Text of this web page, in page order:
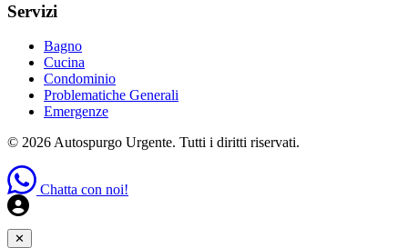
Servizi
Bagno
Cucina
Condominio
Problematiche Generali
Emergenze
© 2026 Autospurgo Urgente. Tutti i diritti riservati.
Chatta con noi!
✕